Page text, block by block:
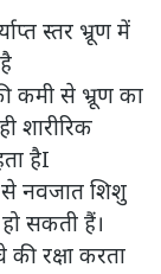
स्तर भ्रूण में
कमी से भ्रूण का
शारीरिक
हैI
से नवजात शिशु
सकती हैं।
की रक्षा करता